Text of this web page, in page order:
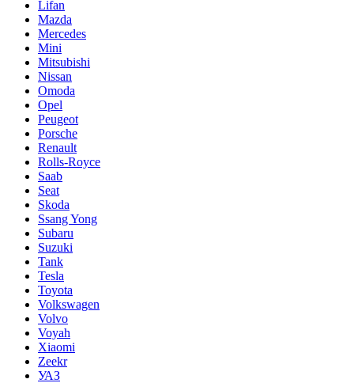
Lifan
Mazda
Mercedes
Mini
Mitsubishi
Nissan
Omoda
Opel
Peugeot
Porsche
Renault
Rolls-Royce
Saab
Seat
Skoda
Ssang Yong
Subaru
Suzuki
Tank
Tesla
Toyota
Volkswagen
Volvo
Voyah
Xiaomi
Zeekr
УАЗ